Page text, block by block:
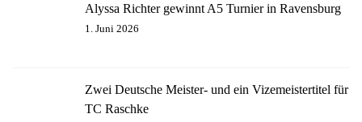
Alyssa Richter gewinnt A5 Turnier in Ravensburg
1. Juni 2026
Zwei Deutsche Meister- und ein Vizemeistertitel für
TC Raschke